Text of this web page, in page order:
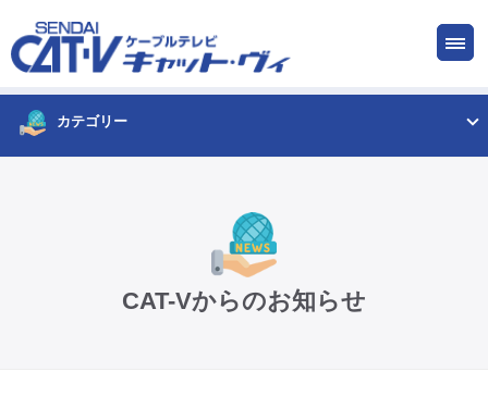
カテゴリー
CAT-Vからのお知らせ
お申し込み
ご検討中の方
サービス